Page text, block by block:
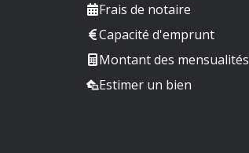
Frais de notaire
Capacité d'emprunt
Montant des mensualités
Estimer un bien